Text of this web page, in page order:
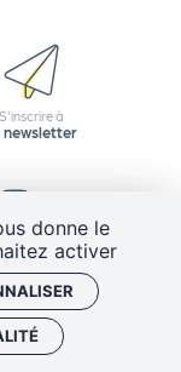
donne le
activer
S'inscrire à
newsletter
de site
des cookies
commandes